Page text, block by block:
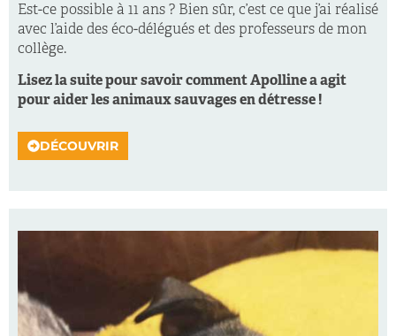
Est-ce possible à 11 ans ? Bien sûr, c’est ce que j’ai réalisé
avec l’aide des éco-délégués et des professeurs de mon
collège.
Lisez la suite pour savoir comment Apolline a agit
pour aider les animaux sauvages en détresse !
DÉCOUVRIR